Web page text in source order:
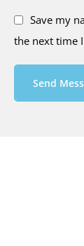
Save my
the next time
Send